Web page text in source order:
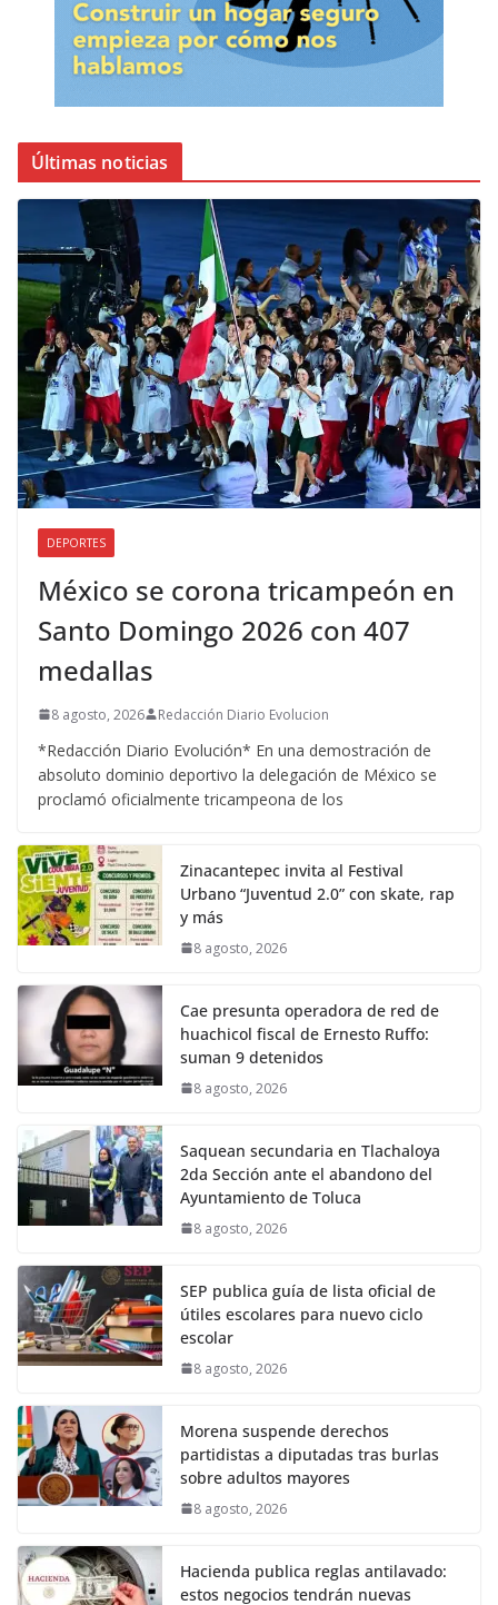
Últimas noticias
DEPORTES
México se corona tricampeón en
Santo Domingo 2026 con 407
medallas
8 agosto, 2026 Redacción Diario Evolucion
*Redacción Diario Evolución* En una demostración de
absoluto dominio deportivo la delegación de México se
proclamó oficialmente tricampeona de los
Zinacantepec invita al Festival
Urbano “Juventud 2.0” con skate, rap
y más
8 agosto, 2026
Cae presunta operadora de red de
huachicol fiscal de Ernesto Ruffo:
suman 9 detenidos
8 agosto, 2026
Saquean secundaria en Tlachaloya
2da Sección ante el abandono del
Ayuntamiento de Toluca
8 agosto, 2026
SEP publica guía de lista oficial de
útiles escolares para nuevo ciclo
escolar
8 agosto, 2026
Morena suspende derechos
partidistas a diputadas tras burlas
sobre adultos mayores
8 agosto, 2026
Hacienda publica reglas antilavado:
estos negocios tendrán nuevas